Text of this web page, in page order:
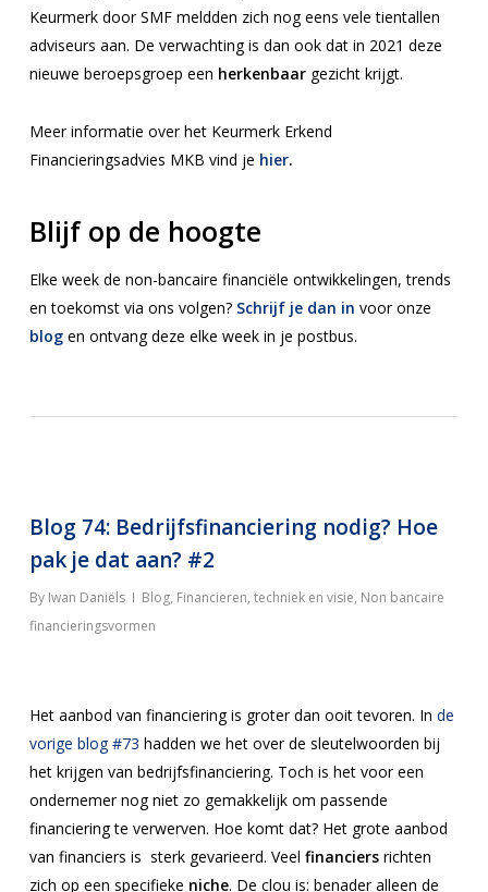
Keurmerk door SMF meldden zich nog eens vele tientallen
adviseurs aan. De verwachting is dan ook dat in 2021 deze
nieuwe beroepsgroep een herkenbaargezicht krijgt.
Meer informatie over het Keurmerk Erkend
Financieringsadvies MKB vind je hier.
Blijf op de hoogte
Elke week de non-bancaire financiële ontwikkelingen, trends
en toekomst via ons volgen? Schrijf je dan in voor onze
blogen ontvang deze elke week in je postbus.
Blog 74: Bedrijfsfinanciering nodig? Hoe
pak je dat aan? #2
By Iwan Daniëls Blog, Financieren, techniek en visie, Non bancaire
financieringsvormen
Het aanbod van financiering is groter dan ooit tevoren. In de
vorige blog #73 hadden we het over de sleutelwoorden bij
het krijgen van bedrijfsfinanciering. Toch is het voor een
ondernemer nog niet zo gemakkelijk om passende
financiering te verwerven. Hoe komt dat? Het grote aanbod
van financiers is sterk gevarieerd. Veel financiersrichten
zich op een specifieke niche. De clou is: benader alleen de